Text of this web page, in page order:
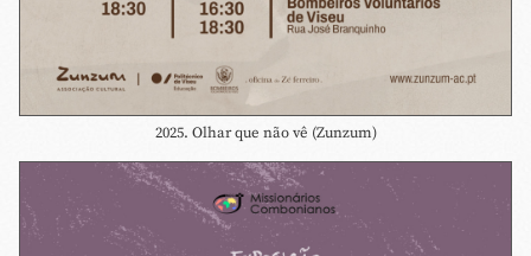
2025. Olhar que não vê (Zunzum)